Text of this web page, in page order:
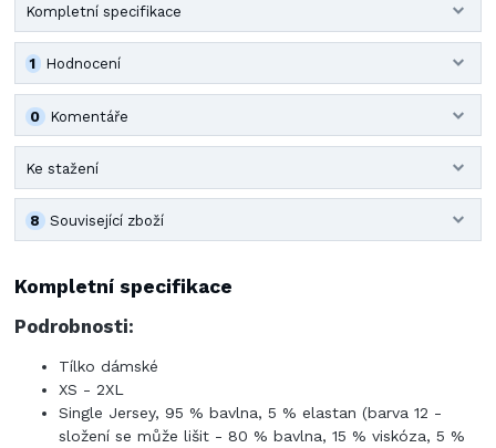
Kompletní specifikace
Hodnocení
1
Komentáře
0
Ke stažení
Související zboží
8
Kompletní specifikace
Podrobnosti:
Tílko dámské
XS - 2XL
Single Jersey, 95 % bavlna, 5 % elastan (barva 12 -
složení se může lišit - 80 % bavlna, 15 % viskóza, 5 %